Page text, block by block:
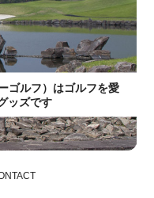
ゴルフ）はゴルフを愛
ッズです